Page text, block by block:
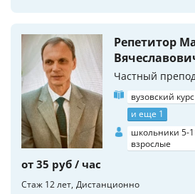
Репетитор
Частный
вузовский курс
и еще 1
школьники 5-
взрослые
от 35 руб / час
Стаж 12 лет Дистанционно